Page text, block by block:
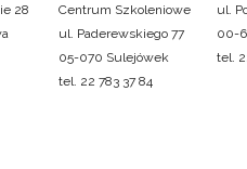
28
Centrum Szkoleniowe
ul. Paderewskiego 77
05-070 Sulejówek
tel. 22 783 37 84
ul.
00-
tel.